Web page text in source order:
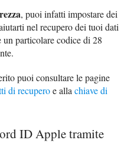
, puoi infatti impostare dei
nel recupero dei tuoi dati
un particolare codice di 28
puoi consultare le pagine
di recuperoe allachiave di
ID Apple tramite